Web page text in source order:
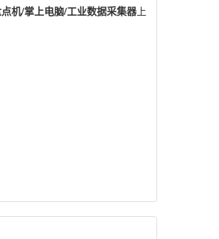
机/掌上电脑/工业数据采集器上